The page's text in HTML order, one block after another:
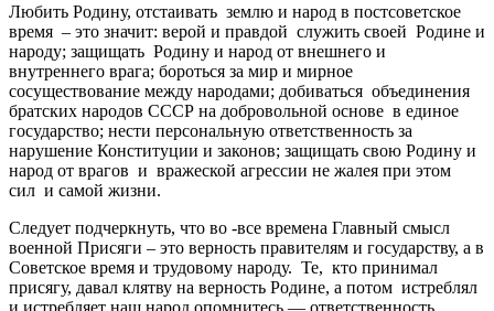
Любить Родину, отстаивать землю и народ в постсоветское
время – это значит: верой и правдой служить своей Родине и
народу; защищать Родину и народ от внешнего и
внутреннего врага; бороться за мир и мирное
сосуществование между народами; добиваться объединения
братских народов СССР на добровольной основе в единое
государство; нести персональную ответственность за
нарушение Конституции и законов; защищать свою Родину и
народ от врагов и вражеской агрессии не жалея при этом
сил и самой жизни.
Следует подчеркнуть, что во -все времена Главный смысл
военной Присяги – это верность правителям и государству, а в
Советское время и трудовому народу. Те, кто принимал
присягу, давал клятву на верность Родине, а потом истреблял
и истребляет наш народ опомнитесь — ответственность